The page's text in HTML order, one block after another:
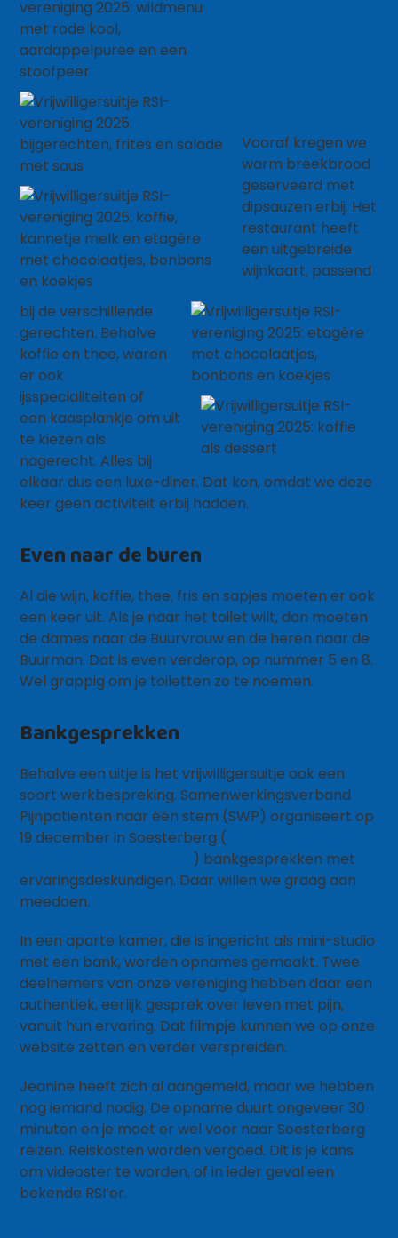
Vooraf kregen we
warm breekbrood
geserveerd met
dipsauzen erbij. Het
restaurant heeft
een uitgebreide
wijnkaart, passend
bij de verschillende
gerechten. Behalve
koffie en thee, waren
er ook
ijsspecialiteiten of
een kaasplankje om uit
te kiezen als
nagerecht. Alles bij
elkaar dus een luxe-diner. Dat kon, omdat we deze
keer geen activiteit erbij hadden.
Even naar de buren
Al die wijn, koffie, thee, fris en sapjes moeten er ook
een keer uit. Als je naar het toilet wilt, dan moeten
de dames naar de Buurvrouw en de heren naar de
Buurman. Dat is even verderop, op nummer 5 en 8.
Wel grappig om je toiletten zo te noemen.
Bankgesprekken
Behalve een uitje is het vrijwilligersuitje ook een
soort werkbespreking. Samenwerkingsverband
Pijnpatiënten naar één stem (SWP) organiseert op
19 december in Soesterberg (
) bankgesprekken met
ervaringsdeskundigen. Daar willen we graag aan
meedoen.
In een aparte kamer, die is ingericht als mini-studio
met een bank, worden opnames gemaakt. Twee
deelnemers van onze vereniging hebben daar een
authentiek, eerlijk gesprek over leven met pijn,
vanuit hun ervaring. Dat filmpje kunnen we op onze
website zetten en verder verspreiden.
Jeanine heeft zich al aangemeld, maar we hebben
nog iemand nodig. De opname duurt ongeveer 30
minuten en je moet er wel voor naar Soesterberg
reizen. Reiskosten worden vergoed. Dit is je kans
om videoster te worden, of in ieder geval een
bekende RSI’er.